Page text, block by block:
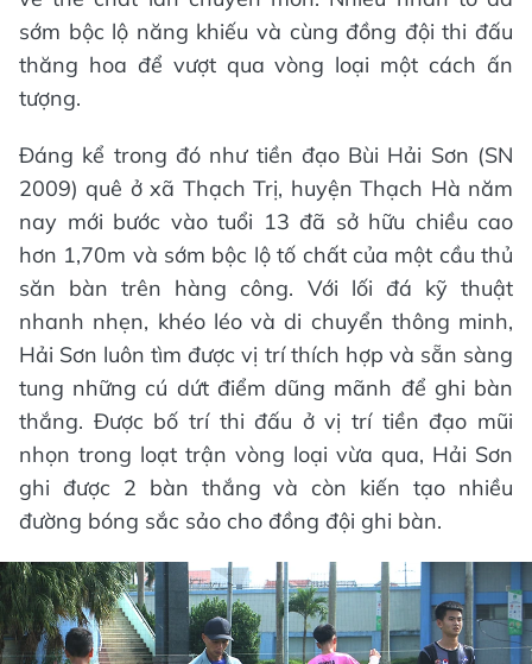
sớm bộc lộ năng khiếu và cùng đồng đội thi đấu
thăng hoa để vượt qua vòng loại một cách ấn
tượng.
Đáng kể trong đó như tiền đạo Bùi Hải Sơn (SN
2009) quê ở xã Thạch Trị, huyện Thạch Hà năm
nay mới bước vào tuổi 13 đã sở hữu chiều cao
hơn 1,70m và sớm bộc lộ tố chất của một cầu thủ
săn bàn trên hàng công. Với lối đá kỹ thuật
nhanh nhẹn, khéo léo và di chuyển thông minh,
Hải Sơn luôn tìm được vị trí thích hợp và sẵn sàng
tung những cú dứt điểm dũng mãnh để ghi bàn
thắng. Được bố trí thi đấu ở vị trí tiền đạo mũi
nhọn trong loạt trận vòng loại vừa qua, Hải Sơn
ghi được 2 bàn thắng và còn kiến tạo nhiều
đường bóng sắc sảo cho đồng đội ghi bàn.